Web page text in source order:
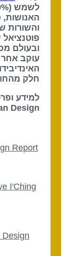
האנושות,
והשורות
ובעולם
עוקב אחר
חלק
למידע
Design
Report
I'Ching
Design